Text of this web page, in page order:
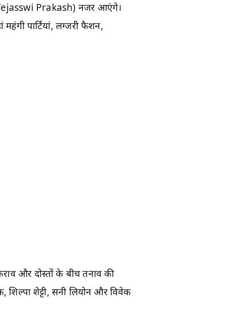
Prakash) नजर आएंगे।
पार्टियां, लग्जरी फैशन,
और दोस्तों के बीच तनाव की
शेट्टी, सनी लियोन और विवेक